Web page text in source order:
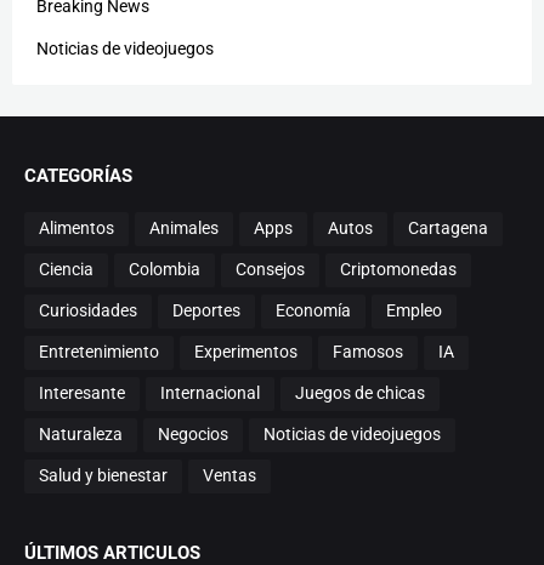
Breaking News
Noticias de videojuegos
CATEGORÍAS
Alimentos Animales Apps Autos Cartagena
Ciencia Colombia Consejos Criptomonedas
Curiosidades Deportes Economía Empleo
Entretenimiento Experimentos Famosos IA
Interesante Internacional Juegos de chicas
Naturaleza Negocios Noticias de videojuegos
Salud y bienestar Ventas
ÚLTIMOS ARTICULOS